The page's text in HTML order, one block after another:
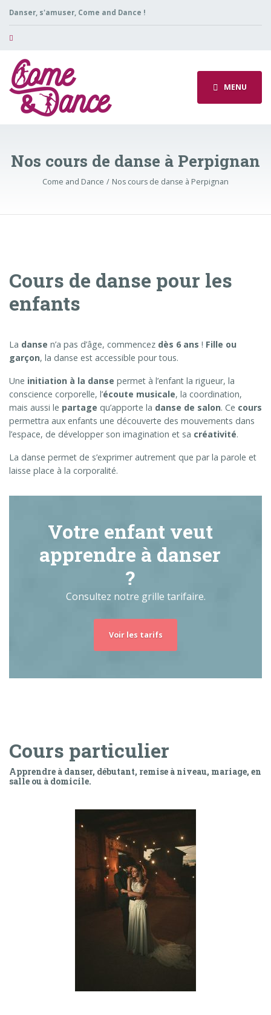
Danser, s'amuser, Come and Dance !
MENU
Nos cours de danse à Perpignan
Come and Dance Nos cours de danse à Perpignan
Cours de danse pour les
enfants
La danse n’a pas d’âge, commencez dès 6 ans ! Fille ou
garçon, la danse est accessible pour tous.
Une initiation à la danse permet à l’enfant la rigueur, la
conscience corporelle, l’écoute musicale, la coordination,
mais aussi le partage qu’apporte la danse de salon. Ce cours
permettra aux enfants une découverte des mouvements dans
l’espace, de développer son imagination et sa créativité.
La danse permet de s’exprimer autrement que par la parole et
laisse place à la corporalité.
Votre enfant veut
apprendre à danser
?
Consultez notre grille tarifaire.
Voir les tarifs
Cours particulier
Apprendre à danser, débutant, remise à niveau, mariage, en
salle ou à domicile.